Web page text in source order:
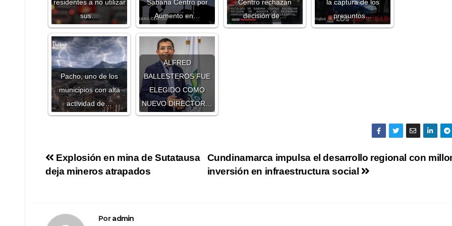
residentes a no utilizar
sus…
Sabana Centro por
Aumento en…
Centro rechazan
decisión de…
la captura de los
presuntos…
Pacho, uno de los
municipios con alta
actividad de…
ALFRED
BALLESTEROS FUE
ELEGIDO COMO
NUEVO DIRECTOR…
Cundinamarca impulsa el desarrollo regional con
inversión en infraestructura social
Explosión en mina de Sutatausa
deja mineros atrapados
Poradmin